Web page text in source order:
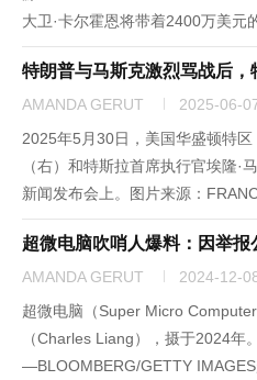
大卫·卡尔霍恩将带着2400万美元
如果波音公司的下一任首席执行
Pope）能将波音公司的股价推...
特朗普与马斯克激烈骂战后，
AMANDA GERUT 2025-06-
2025年5月30日，美国华盛顿特
（右）和特斯拉首席执行官埃隆·
新闻发布会上。图片来源：
CHUNG/POLITICO/
周四，多条重大突发事件导致市
超微电脑吹哨人爆料：因举
AMANDA GERUT 2024-12-
超微电脑（Super Micro
（Charles Liang），摄于2024年
—BLOOMBERG/GETTY